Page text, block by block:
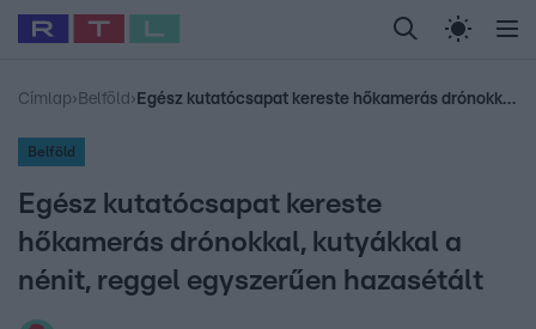
Legfrissebb RTL Híradó Randi Celeb vagyok,
Babits Marcella Most Wanted Gallusz
Címlap› Belföld › Egész kutatócsapat kereste hőkamerás drónokkal, kutyákkal a nénit, reggel egyszerűen hazasétált
Belföld
Egész kutatócsapat kereste
hőkamerás drónokkal, kutyákkal a
nénit, reggel egyszerűen hazasétált